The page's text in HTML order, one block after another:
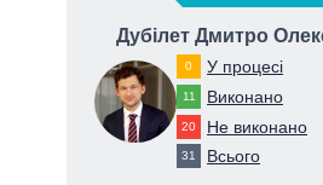
Дубілет Дмитро
0 У процесі
11 Виконано
20 Не виконано
31 Всього